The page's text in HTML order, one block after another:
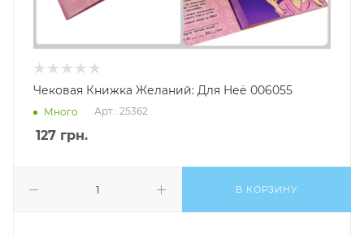
Чековая Книжка Желаний: Для Неё 006055
Много Арт.: 25362
127 грн.
В КОРЗИНУ